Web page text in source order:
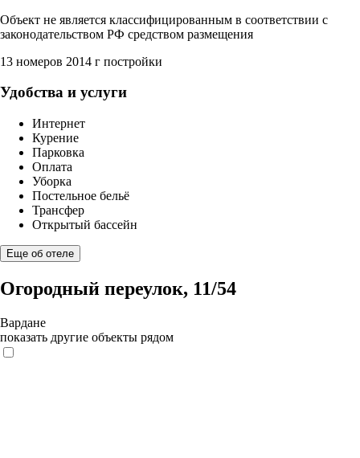
Объект не является классифицированным в соответствии с
законодательством РФ средством размещения
13 номеров 2014 г постройки
Удобства и услуги
Интернет
Курение
Парковка
Оплата
Уборка
Постельное бельё
Трансфер
Открытый бассейн
Еще об отеле
Огородный переулок, 11/54
Вардане
показать другие объекты рядом